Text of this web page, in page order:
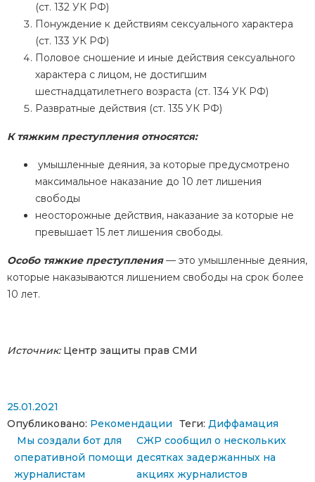
(ст. 132 УК РФ)
Понуждение к действиям сексуального характера
(ст. 133 УК РФ)
Половое сношение и иные действия сексуального
характера с лицом, не достигшим
шестнадцатилетнего возраста (ст. 134 УК РФ)
Развратные действия (ст. 135 УК РФ)
К тяжким преступления относятся:
умышленные деяния, за которые предусмотрено
максимальное наказание до 10 лет лишения
свободы
неосторожные действия, наказание за которые не
превышает 15 лет лишения свободы.
Особо тяжкие преступления— это умышленные деяния,
которые наказываются лишением свободы на срок более
10 лет.
Источник:Центр защиты прав СМИ
25.01.2021
Опубликовано: Рекомендации Теги: Диффамация
Навигация по записям
Мы создали бот для
оперативной помощи
журналистам
СЖР сообщил о нескольких
десятках задержанных на
акциях журналистов